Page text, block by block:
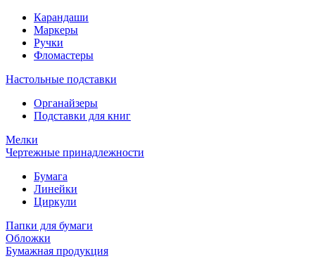
Карандаши
Маркеры
Ручки
Фломастеры
Настольные подставки
Органайзеры
Подставки для книг
Мелки
Чертежные принадлежности
Бумага
Линейки
Циркули
Папки для бумаги
Обложки
Бумажная продукция